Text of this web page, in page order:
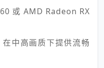
或 AMD Radeon RX
中高画质下提供流畅